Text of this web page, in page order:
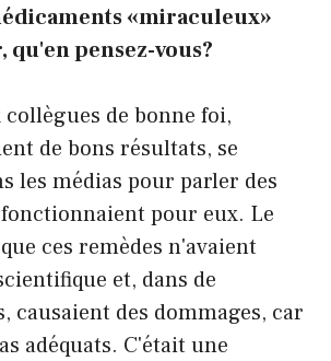
«miraculeux»
qu'en pensez-vous?
de bonne foi,
de bons résultats, se
les médias pour parler des
pour eux. Le
ces remèdes n'avaient
et, dans de
causaient des dommages, car
adéquats. C'était une